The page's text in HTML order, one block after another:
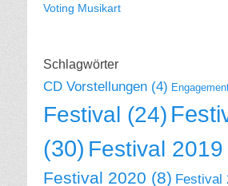
Voting Musikart
Schlagwörter
CD Vorstellungen (4)
Festival (24)
(30) Festival 2019
Festival 2020 (8) Festival